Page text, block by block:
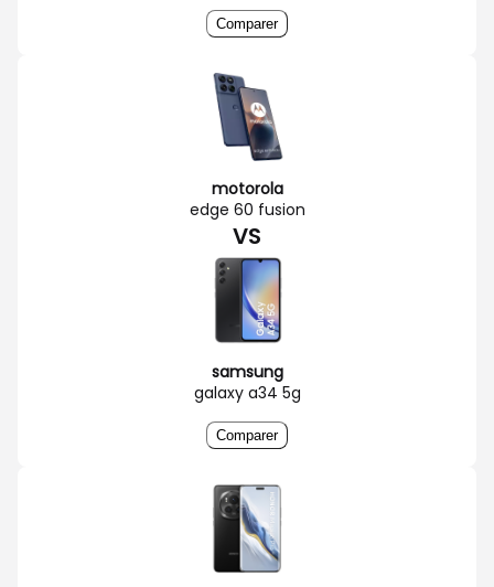
Comparer
motorola
edge 60 fusion
VS
samsung
galaxy a34 5g
Comparer